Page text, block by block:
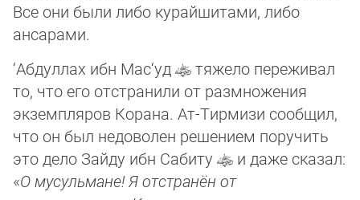
Все они были либо курайшитами, либо
ансарами.
‘Абдуллах ибн Мас‘уд
тяжело переживал
то, что его отстранили от размножения
экземпляров Корана. Ат-Тирмизи со­об­щил,
что он был недоволен решением поручить
это дело Зайду ибн Сабиту
и даже сказал:
«О мусульмане! Я отстранён от